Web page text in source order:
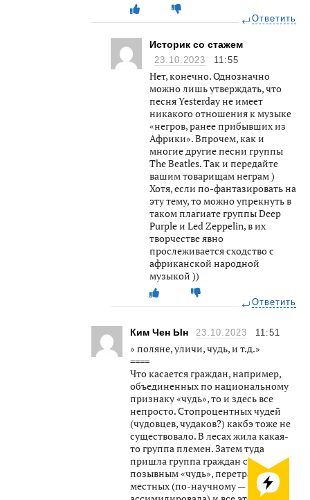
Ответить
Историк со стажем
23.10.2023 11:55
Нет, конечно. Однозначно
можно лишь утверждать, что
песня Yesterday не имеет
никакого отношения к музыке
«негров, ранее прибывших из
Африки». Впрочем, как и
многие другие песни группы
The Beatles. Так и передайте
вашим товарищам неграм )
Хотя, если по-фантазировать на
эту тему, то можно упрекнуть в
таком плагиате группы Deep
Purple и Led Zeppelin, в их
творчестве явно
прослеживается сходство с
африканской народной
музыкой ))
Ответить
Ким Чен Ын 23.10.2023 11:51
» поляне, уличи, чудь, и т.д.»
====
Что касается граждан, например,
объединенных по национальному
признаку «чудь», то и здесь все
непросто. Стопроцентных чудей
(чудовцев, чудаков?) какбэ тоже не
существовало. В лесах жила какая-
то группа племен. Затем туда
пришла группа граждан с
позывным «чудь», перетрахала
местных (по-научному —